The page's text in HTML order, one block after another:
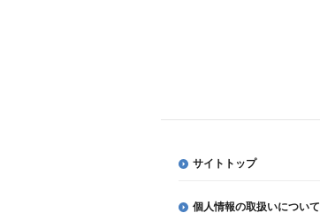
サイトトップ
個人情報の取扱いについて